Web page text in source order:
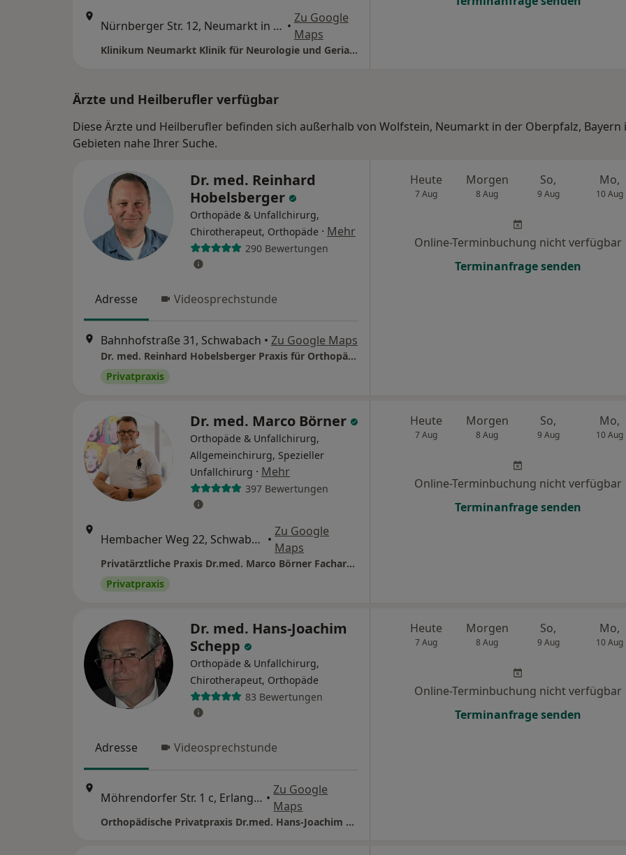
Nürnberger Str. 12, Neumarkt in der Oberpfalz •
Zu Google
Maps
Klinikum Neumarkt Klinik für Neurologie und Geriatrie
Ärzte und Heilberufler verfügbar
Diese Ärzte und Heilberufler befinden sich außerhalb von Wolfstein, Neumarkt in der Oberpfalz, Bayern
Gebieten nahe Ihrer Suche.
Dr. med. Reinhard
Hobelsberger
Orthopäde & Unfallchirurg,
Chirotherapeut, Orthopäde · Mehr
290 Bewertungen
Adresse Videosprechstunde
Bahnhofstraße 31, Schwabach • Zu Google Maps
Dr. med. Reinhard Hobelsberger Praxis für Orthopädie
Privatpraxis
Heute
7 Aug
Morgen
8 Aug
So,
9 Aug
Mo,
10 Aug
Online-Terminbuchung nicht verfügbar
Terminanfrage senden
Dr. med. Marco Börner
Orthopäde & Unfallchirurg,
Allgemeinchirurg, Spezieller
Unfallchirurg · Mehr
397 Bewertungen
Hembacher Weg 22, Schwabach •
Zu Google
Maps
Privatärztliche Praxis Dr.med. Marco Börner Facharzt für Orthopädie, Unfallchirurgie, Chirurgie und Notfallmedizin
Privatpraxis
Heute
7 Aug
Morgen
8 Aug
So,
9 Aug
Mo,
10 Aug
Online-Terminbuchung nicht verfügbar
Terminanfrage senden
Dr. med. Hans-Joachim
Schepp
Orthopäde & Unfallchirurg,
Chirotherapeut, Orthopäde
83 Bewertungen
Adresse Videosprechstunde
Möhrendorfer Str. 1 c, Erlangen •
Zu Google
Maps
Orthopädische Privatpraxis Dr.med. Hans-Joachim Schepp Facharzt für Orthopädie
Heute
7 Aug
Morgen
8 Aug
So,
9 Aug
Mo,
10 Aug
Online-Terminbuchung nicht verfügbar
Terminanfrage senden